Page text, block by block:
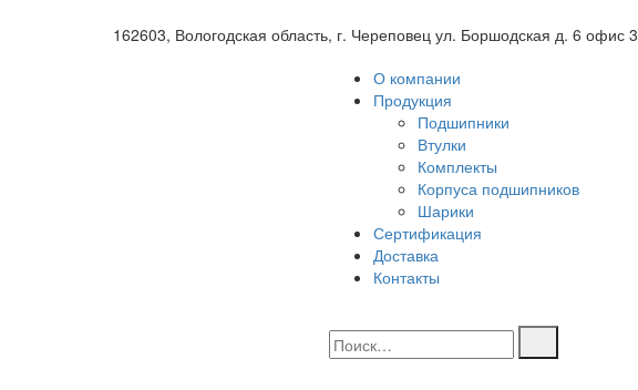
162603, Вологодская область, г. Череповец ул. Боршодская д. 6 офис 3
О компании
Продукция
Подшипники
Втулки
Комплекты
Корпуса подшипников
Шарики
Сертификация
Доставка
Контакты